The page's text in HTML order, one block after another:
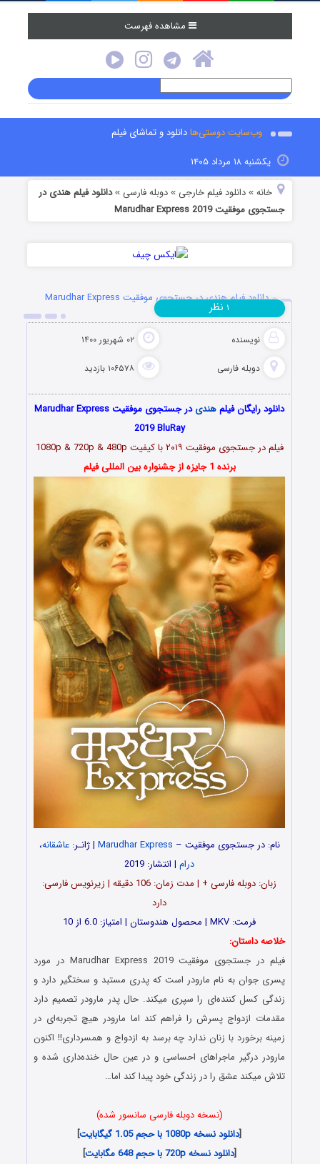
مشاهده فهرست
وب‌سایت دوستی‌هادانلود و تماشای فیلم
یکشنبه ۱۸ مرداد ۱۴۰۵
خانه »دانلود فیلم خارجی »دوبله فارسی »دانلود فیلم هندی در
جستجوی موفقیت Marudhar Express 2019
دانلود فیلم هندی در جستجوی موفقیت Marudhar Express
2019
نویسنده ۰۲ شهریور ۱۴۰۰
دوبله فارسی ۱۰۶۵۷۸ بازدید
۱ نظر
دانلود رایگان فیلمهندی
در جستجوی موفقیت Marudhar Express
2019 BluRay
فیلم در جستجوی موفقیت ۲۰۱۹ با کیفیت 1080p & 720p & 480p
برنده 1 جایزه از جشنواره بین المللی فیلم
نام: در جستجوی موفقیت – Marudhar Express | ژانـر:عاشقانه،
درام | انتشار: 2019
زبان: دوبله فارسی + | مدت زمان: 106 دقیقه | زیرنویس فارسی:
دارد
فرمت: MKV | محصول هندوستان | امتیاز: 6.0 از 10
خلاصه داستان:
فیلم در جستجوی موفقیت Marudhar Express 2019 در مورد
پسری جوان به نام مارودر است که پدری مستبد و سختگیر دارد و
زندگی کسل کننده‌ای را سپری میکند. حال پدر مارودر تصمیم دارد
مقدمات ازدواج پسرش را فراهم کند اما مارودر هیچ تجربه‌ای در
زمینه برخورد با زنان ندارد چه برسد به ازدواج و همسرداری!! اکنون
مارودر درگیر ماجراهای احساسی و در عین حال خنده‌داری شده و
تلاش میکند عشق را در زندگی خود پیدا کند اما…
(نسخه دوبله فارسی سانسور شده)
[دانلود نسخه 1080p با حجم 1.05 گیگابایت
]
[دانلود نسخه 720p با حجم 648 مگابایت
]